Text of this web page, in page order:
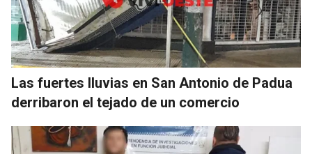
Las fuertes lluvias en San Antonio de Padua
derribaron el tejado de un comercio